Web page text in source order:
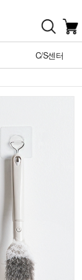
C/S센터